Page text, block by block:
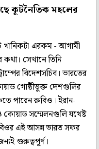
কূটনৈতিক মহলের
খানিকটা এরকম - আগামী
সেখানে তিনি
বিদেশসচিব। ভারতের
গোষ্ঠীভুক্ত দেশগুলির
পারেন রুবিও। ইরান-
সম্মেলনগুলি যথেষ্ট
এই আসন্ন ভারত সফর
গুরুত্বপূর্ণ।